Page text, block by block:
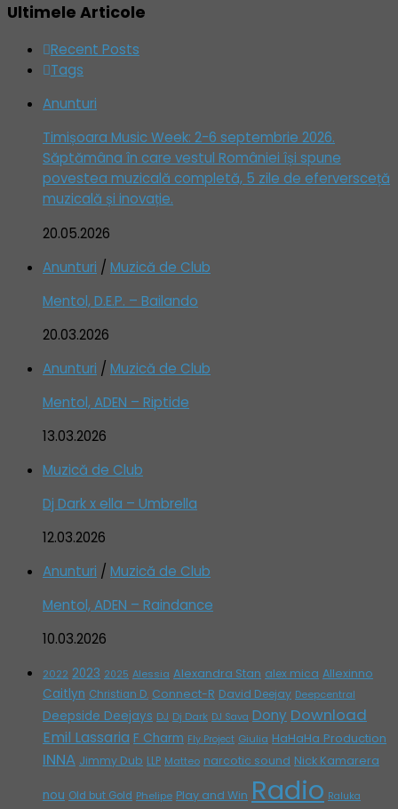
Ultimele Articole
Recent Posts
Tags
Anunturi
Timișoara Music Week: 2-6 septembrie 2026.
Săptămâna în care vestul României își spune
povestea muzicală completă, 5 zile de eferversceță
muzicală și inovație.
20.05.2026
Anunturi / Muzică de Club
Mentol, D.E.P. – Bailando
20.03.2026
Anunturi / Muzică de Club
Mentol, ADEN – Riptide
13.03.2026
Muzică de Club
Dj Dark x ella – Umbrella
12.03.2026
Anunturi / Muzică de Club
Mentol, ADEN – Raindance
10.03.2026
2022 2023 2025 Alessia Alexandra Stan alex mica Allexinno
Caitlyn Christian D. Connect-R David Deejay Deepcentral
Deepside Deejays DJ Dj Dark DJ Sava Dony Download
Emil Lassaria F Charm Fly Project Giulia HaHaHa Production
INNA Jimmy Dub LLP Matteo narcotic sound Nick Kamarera
nou Old but Gold Phelipe Play and Win Radio Raluka